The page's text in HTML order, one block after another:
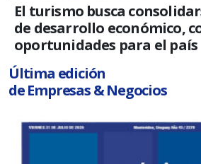
El turismo busca
de desarrollo económico,
oportunidades para el país
Última edición
de Empresas & Negocios